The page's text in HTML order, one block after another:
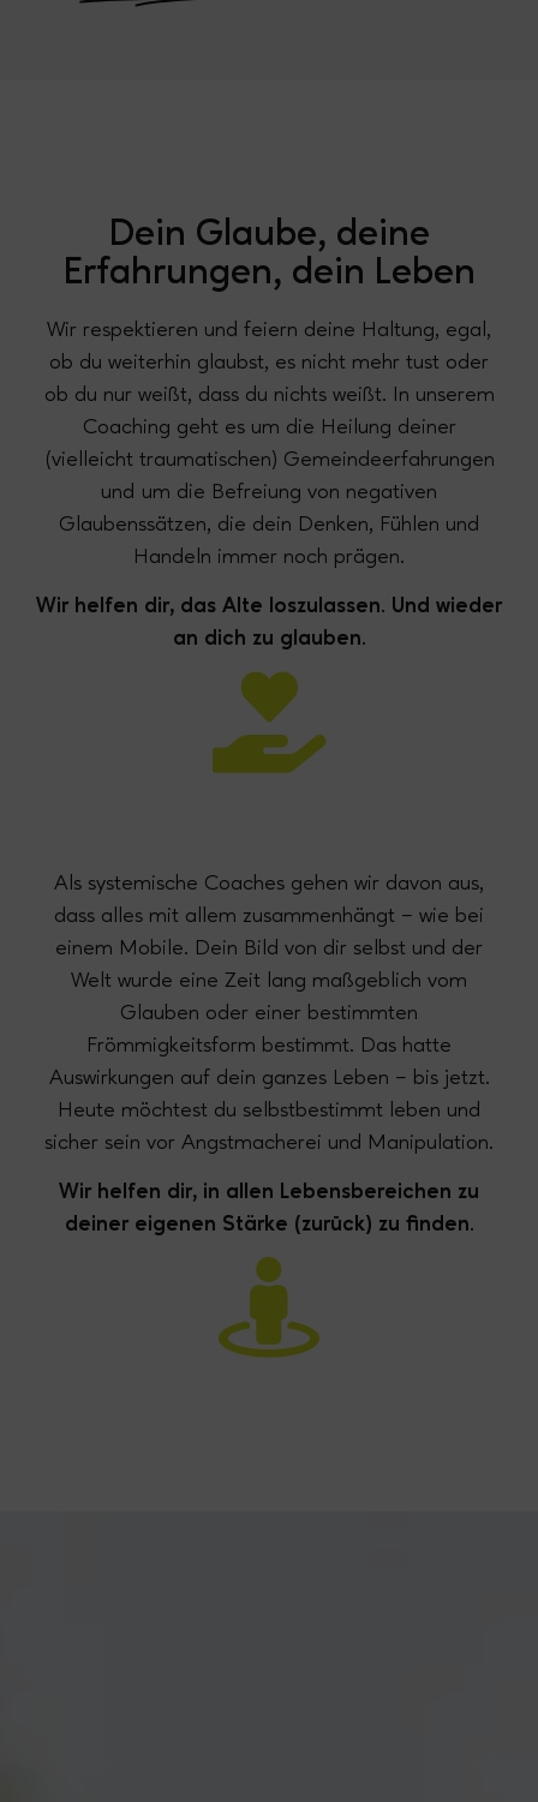
Dein Glaube, deine
Erfahrungen, dein Leben
Wir respektieren und feiern deine Haltung, egal,
ob du weiterhin glaubst, es nicht mehr tust oder
ob du nur weißt, dass du nichts weißt. In unserem
Coaching geht es um die Heilung deiner
(vielleicht traumatischen) Gemeindeerfahrungen
und um die Befreiung von negativen
Glaubenssätzen, die dein Denken, Fühlen und
Handeln immer noch prägen.
Wir helfen dir, das Alte loszulassen. Und wieder
an dich zu glauben.
Als systemische Coaches gehen wir davon aus,
dass alles mit allem zusammenhängt – wie bei
einem Mobile. Dein Bild von dir selbst und der
Welt wurde eine Zeit lang maßgeblich vom
Glauben oder einer bestimmten
Frömmigkeitsform bestimmt. Das hatte
Auswirkungen auf dein ganzes Leben – bis jetzt.
Heute möchtest du selbstbestimmt leben und
sicher sein vor Angstmacherei und Manipulation.
Wir helfen dir, in allen Lebensbereichen zu
deiner eigenen Stärke (zurück) zu finden.